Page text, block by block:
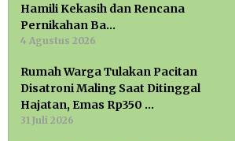
Hamili Kekasih dan Rencana
Pernikahan Ba…
4 Agustus 2026
Rumah Warga Tulakan Pacitan
Disatroni Maling Saat Ditinggal
Hajatan, Emas Rp350 …
31 Juli 2026